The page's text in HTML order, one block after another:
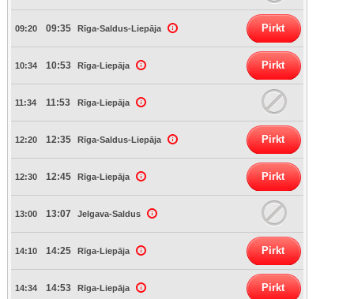
09:20 09:35 Rīga-Saldus-Liepāja Pirkt
10:34 10:53 Rīga-Liepāja Pirkt
11:34 11:53 Rīga-Liepāja
12:20 12:35 Rīga-Saldus-Liepāja Pirkt
12:30 12:45 Rīga-Liepāja Pirkt
13:00 13:07 Jelgava-Saldus
14:10 14:25 Rīga-Liepāja Pirkt
14:34 14:53 Rīga-Liepāja Pirkt